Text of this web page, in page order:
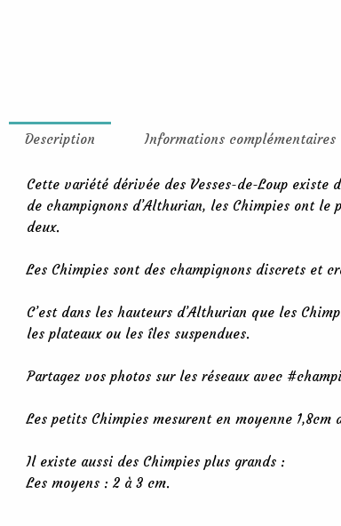
Description Informations complémentaires
Cette variété dérivée des Vesses-de-Loup existe
de champignons d’Althurian, les Chimpies ont
deux.
Les Chimpies sont des champignons discrets et
C’est dans les hauteurs d’Althurian que les
les plateaux ou les îles suspendues.
Partagez vos photos sur les réseaux avec
Les petits Chimpies mesurent en moyenne
Il existe aussi des Chimpies plus grands :
Les moyens : 2 à 3 cm.